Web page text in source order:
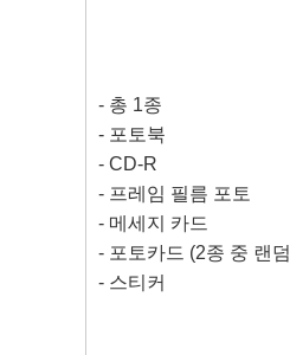
- 총 1종
- 포토북
- CD-R
- 프레임 필름 포토
- 메세지 카드
- 포토카드 (2종 중 랜덤
- 스티커